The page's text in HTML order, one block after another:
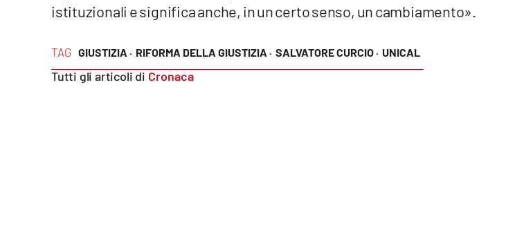
TAG GIUSTIZIA · RIFORMA DELLA GIUSTIZIA · SALVATORE CURCIO · UNICAL
Tutti gli articoli di Cronaca
istituzionali e significa anche, in un certo senso, un cambiamento».